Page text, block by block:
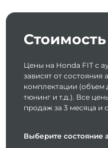
Цены на Honda FIT с
зависят от состояния
комплектации (объем
тюнинг и т.д.). Все
продаж за 3 месяца и
Выберите состояние